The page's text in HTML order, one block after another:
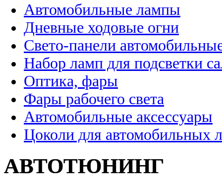
Автомобильные лампы
Дневные ходовые огни
Свето-панели
Набор ламп для подсветки
Оптика, фары
Фары рабочего света
Автомобильные аксессуары
Цоколи для автомобильных
АВТОТЮНИНГ